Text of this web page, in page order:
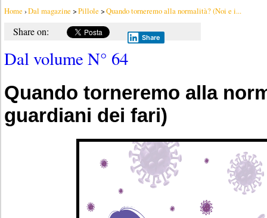
Home ›Dal magazine >Pillole >Quando torneremo alla normalità? (Noi e i...
Share on: Share
Dal volume N° 64
Quando torneremo alla
guardiani dei fari)